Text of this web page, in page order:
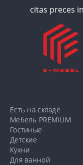
Есть на складе
Мебель PREMIUM
Гостиные
Детские
Кухни
Для ванной